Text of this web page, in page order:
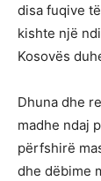
disa fuqive
kishte një
Kosovës
Dhuna dhe
madhe ndaj
përfshirë
dhe dëbime